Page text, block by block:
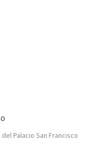
Palacio San Francisco